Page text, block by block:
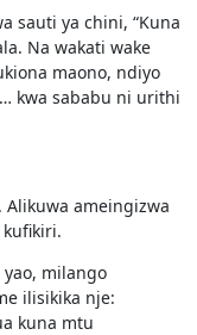
sauti ya chini, “Kuna
Na wakati wake
maono, ndiyo
kwa sababu ni urithi
ameingizwa
milango
ilisikika nje:
kuna mtu